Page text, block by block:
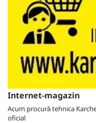
Internet-magazin
Acum procură tehnica
oficial